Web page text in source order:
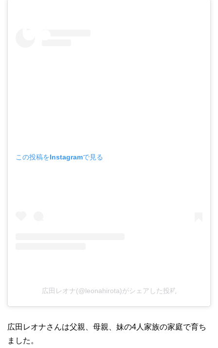
この投稿をInstagramで見る
広田レオナ(@leonahirota)がシェアした投稿
広田レオナさんは父親、母親、妹の4人家族の家庭で育ち
ました。